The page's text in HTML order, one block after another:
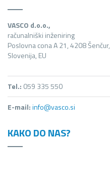
VASCO d.o.o.,
računalniški inženiring
Poslovna cona A 21, 4208 Šenčur,
Slovenija, EU
Tel.: 059 335 550
E-mail:info@vasco.si
KAKO DO NAS?